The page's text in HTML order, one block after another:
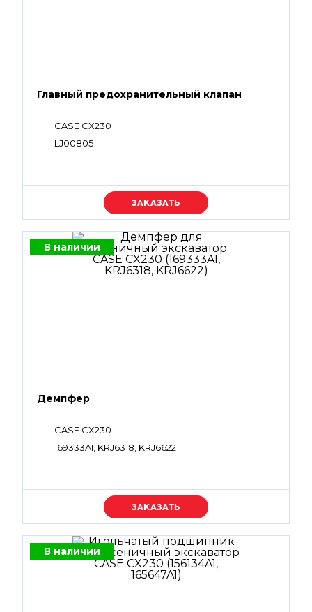
Главный предохранительный клапан
CASE CX230
LJ00805
Уточняйте цену
В наличии
Демпфер
CASE CX230
169333A1, KRJ6318, KRJ6622
Уточняйте цену
В наличии